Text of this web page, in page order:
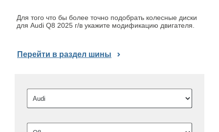
Для того что бы более точно подобрать колесные диски
для Audi Q8 2025 г/в укажите модификацию двигателя.
Перейти в раздел шины